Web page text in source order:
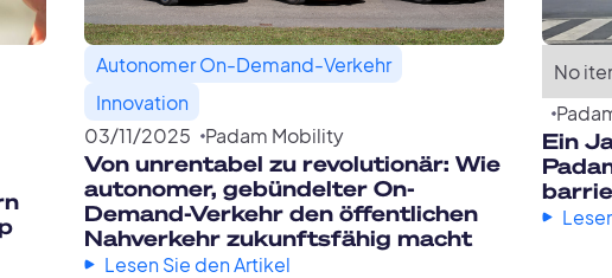
Autonomer On-Demand-Verkehr
Innovation
03/11/2025 Padam Mobility
Von unrentabel zu revolutionär: Wie
autonomer, gebündelter On-
Demand-Verkehr den öffentlichen
Nahverkehr zukunftsfähig macht
Lesen Sie den Artikel
No
Ein